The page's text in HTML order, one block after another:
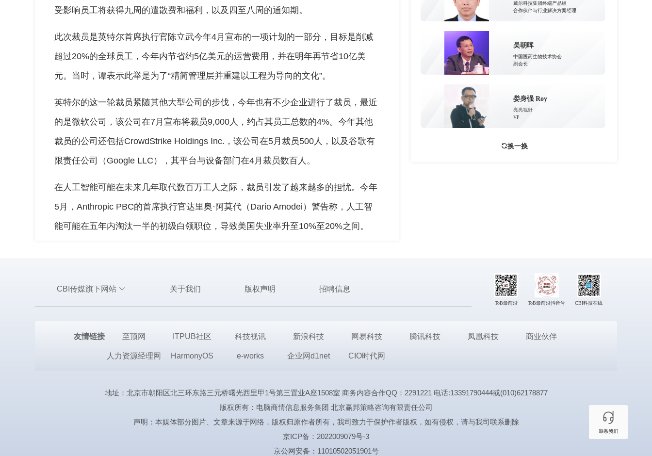
受影响员工将获得九周的遣散费和福利，以及四至八周的通知期。
此次裁员是英特尔首席执行官陈立武今年4月宣布的一项计划的一部分，目标是削减
超过20%的全球员工，今年内节省约5亿美元的运营费用，并在明年再节省10亿美
元。当时，谭表示此举是为了“精简管理层并重建以工程为导向的文化”。
英特尔的这一轮裁员紧随其他大型公司的步伐，今年也有不少企业进行了裁员，最近
的是微软公司，该公司在7月宣布将裁员9,000人，约占其员工总数的4%。今年其他
裁员的公司还包括CrowdStrike Holdings Inc.，该公司在5月裁员500人，以及谷歌有
限责任公司（Google LLC），其平台与设备部门在4月裁员数百人。
在人工智能可能在未来几年取代数百万工人之际，裁员引发了越来越多的担忧。今年
5月，Anthropic PBC的首席执行官达里奥·阿莫代（Dario Amodei）警告称，人工智
能可能在五年内淘汰一半的初级白领职位，导致美国失业率升至10%至20%之间。
戴尔科技集团终端产品组
合作伙伴与行业解决方案经理
吴朝晖
中国医药生物技术协会
副会长
娄身强 Roy
亮亮视野
VP
换一换
CBI传媒旗下网站 关于我们 版权声明 招聘信息
ToB最前沿 ToB最前沿抖音号 CBI科技在线
友情链接 至顶网 ITPUB社区 科技视讯 新浪科技 网易科技 腾讯科技 凤凰科技 商业伙伴
人力资源经理网 HarmonyOS e-works 企业网d1net CIO时代网
地址：北京市朝阳区北三环东路三元桥曙光西里甲1号第三置业A座1508室 商务内容合作QQ：2291221 电话:13391790444或(010)62178877
版权所有：电脑商情信息服务集团 北京赢邦策略咨询有限责任公司
声明：本媒体部分图片、文章来源于网络，版权归原作者所有，我司致力于保护作者版权，如有侵权，请与我司联系删除
京ICP备：2022009079号-3
京公网安备：11010502051901号